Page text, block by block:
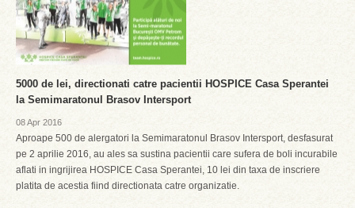
5000 de lei, directionati catre pacientii HOSPICE Casa Sperantei
la Semimaratonul Brasov Intersport
08 Apr 2016
Aproape 500 de alergatori la Semimaratonul Brasov Intersport, desfasurat
pe 2 aprilie 2016, au ales sa sustina pacientii care sufera de boli incurabile
aflati in ingrijirea HOSPICE Casa Sperantei, 10 lei din taxa de inscriere
platita de acestia fiind directionata catre organizatie.